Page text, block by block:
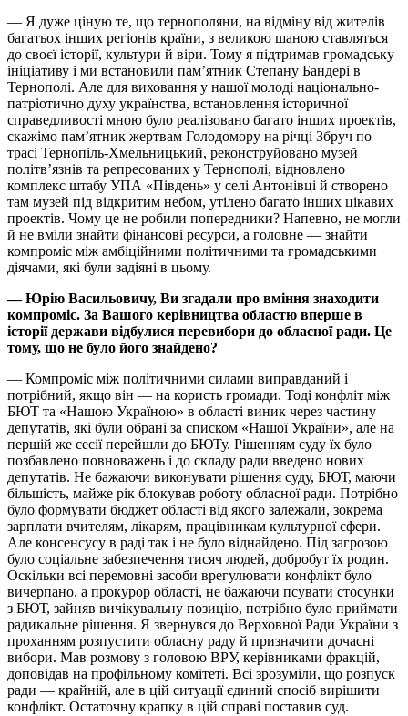
— Я дуже ціную те, що тернополяни, на відміну від жителів
багатьох інших регіонів країни, з великою шаною ставляться
до своєї історії, культури й віри. Тому я підтримав громадську
ініціативу і ми встановили пам’ятник Степану Бандері в
Тернополі. Але для виховання у нашої молоді національно-
патріотично духу українства, встановлення історичної
справедливості мною було реалізовано багато інших проектів,
скажімо пам’ятник жертвам Голодомору на річці Збруч по
трасі Тернопіль-Хмельницький, реконструйовано музей
політв’язнів та репресованих у Тернополі, відновлено
комплекс штабу УПА «Південь» у селі Антонівці й створено
там музей під відкритим небом, утілено багато інших цікавих
проектів. Чому це не робили попередники? Напевно, не могли
й не вміли знайти фінансові ресурси, а головне — знайти
компроміс між амбіційними політичними та громадськими
діячами, які були задіяні в цьому.
— Юрію Васильовичу, Ви згадали про вміння знаходити
компроміс. За Вашого керівництва областю вперше в
історії держави відбулися перевибори до обласної ради. Це
тому, що не було його знайдено?
— Компроміс між політичними силами виправданий і
потрібний, якщо він — на користь громади. Тоді конфліт між
БЮТ та «Нашою Україною» в області виник через частину
депутатів, які були обрані за списком «Нашої України», але на
першій же сесії перейшли до БЮТу. Рішенням суду їх було
позбавлено повноважень і до складу ради введено нових
депутатів. Не бажаючи виконувати рішення суду, БЮТ, маючи
більшість, майже рік блокував роботу обласної ради. Потрібно
було формувати бюджет області від якого залежали, зокрема
зарплати вчителям, лікарям, працівникам культурної сфери.
Але консенсусу в раді так і не було віднайдено. Під загрозою
було соціальне забезпечення тисяч людей, добробут їх родин.
Оскільки всі перемовні засоби врегулювати конфлікт було
вичерпано, а прокурор області, не бажаючи псувати стосунки
з БЮТ, зайняв вичікувальну позицію, потрібно було приймати
радикальне рішення. Я звернувся до Верховної Ради України з
проханням розпустити обласну раду й призначити дочасні
вибори. Мав розмову з головою ВРУ, керівниками фракцій,
доповідав на профільному комітеті. Всі зрозуміли, що розпуск
ради — крайній, але в цій ситуації єдиний спосіб вирішити
конфлікт. Остаточну крапку в цій справі поставив суд.